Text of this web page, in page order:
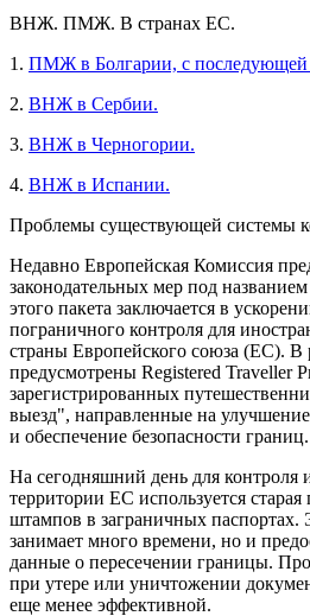
ВНЖ. ПМЖ. В странах ЕС.
1. ПМЖ в Болгарии, с последующей
2. ВНЖ в Сербии.
3. ВНЖ в Черногории.
4. ВНЖ в Испании.
Проблемы существующей системы
Недавно Европейская Комиссия
законодательных мер под
этого пакета заключается в
пограничного контроля для
страны Европейского союза (ЕС). В
предусмотрены Registered Traveller
зарегистрированных
выезд", направленные на
и обеспечение безопасности границ.
На сегодняшний день для контроля
территории ЕС используется
штампов в заграничных паспортах.
занимает много времени, но и
данные о пересечении границы.
при утере или уничтожении
еще менее эффективной.